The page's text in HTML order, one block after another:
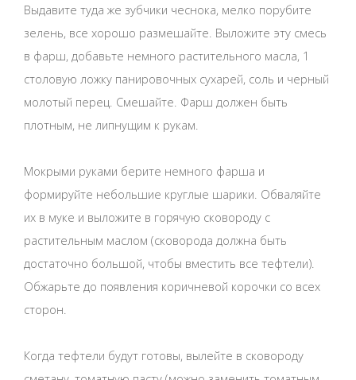
Выдавите туда же зубчики чеснока, мелко порубите
зелень, все хорошо размешайте. Выложите эту смесь
в фарш, добавьте немного растительного масла, 1
столовую ложку панировочных сухарей, соль и черный
молотый перец. Смешайте. Фарш должен быть
плотным, не липнущим к рукам.
Мокрыми руками берите немного фарша и
формируйте небольшие круглые шарики. Обваляйте
их в муке и выложите в горячую сковороду с
растительным маслом (сковорода должна быть
достаточно большой, чтобы вместить все тефтели).
Обжарьте до появления коричневой корочки со всех
сторон.
Когда тефтели будут готовы, вылейте в сковороду